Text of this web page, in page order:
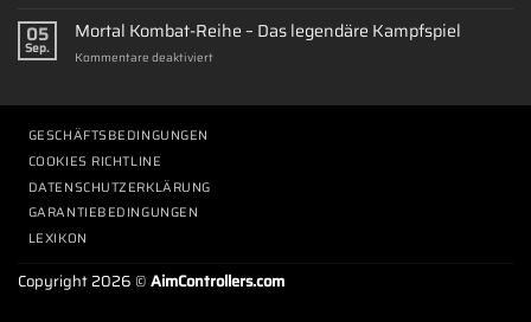
am
können
Sie
Ihr
05
Sep.
Mortal Kombat-Reihe – Das legendäre Kampfspiel
Kommentare deaktiviertfür
GESCHÄFTSBEDINGUNGEN
COOKIES RICHTLINE
DATENSCHUTZERKLÄRUNG
GARANTIEBEDINGUNGEN
LEXIKON
Copyright 2026 ©AimControllers.com